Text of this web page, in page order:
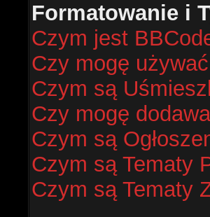
Formatowanie i
Czym jest
Czy mogę
Czym są
Czy mogę
Czym są
Czym są Tematy
Czym są Tematy